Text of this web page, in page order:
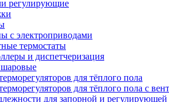
регулирующие
с электроприводами
термостаты
и диспетчеризация
для тёплого пола
для тёплого пола с
для запорной и